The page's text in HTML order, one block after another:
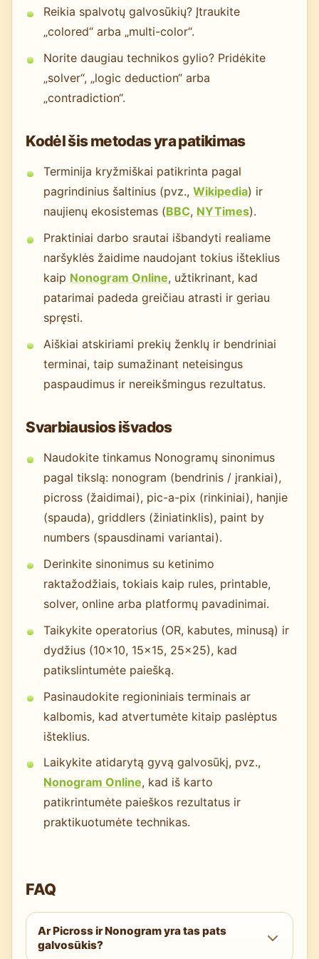
Reikia spalvotų galvosūkių? Įtraukite
„colored“ arba „multi-color“.
Norite daugiau technikos gylio? Pridėkite
„solver“, „logic deduction“ arba
„contradiction“.
Kodėl šis metodas yra patikimas
Terminija kryžmiškai patikrinta pagal
pagrindinius šaltinius (pvz., Wikipedia) ir
naujienų ekosistemas (BBC, NYTimes).
Praktiniai darbo srautai išbandyti realiame
naršyklės žaidime naudojant tokius išteklius
kaip Nonogram Online, užtikrinant, kad
patarimai padeda greičiau atrasti ir geriau
spręsti.
Aiškiai atskiriami prekių ženklų ir bendriniai
terminai, taip sumažinant neteisingus
paspaudimus ir nereikšmingus rezultatus.
Svarbiausios išvados
Naudokite tinkamus Nonogramų sinonimus
pagal tikslą: nonogram (bendrinis / įrankiai),
picross (žaidimai), pic-a-pix (rinkiniai), hanjie
(spauda), griddlers (žiniatinklis), paint by
numbers (spausdinami variantai).
Derinkite sinonimus su ketinimo
raktažodžiais, tokiais kaip rules, printable,
solver, online arba platformų pavadinimai.
Taikykite operatorius (OR, kabutes, minusą) ir
dydžius (10x10, 15x15, 25x25), kad
patikslintumėte paiešką.
Pasinaudokite regioniniais terminais ar
kalbomis, kad atvertumėte kitaip paslėptus
išteklius.
Laikykite atidarytą gyvą galvosūkį, pvz.,
Nonogram Online, kad iš karto
patikrintumėte paieškos rezultatus ir
praktikuotumėte technikas.
FAQ
Ar Picross ir Nonogram yra tas pats
galvosūkis?